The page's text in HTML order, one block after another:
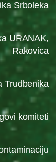
Srboleka
URANAK,
Rakovica
Trudbenika
komiteti